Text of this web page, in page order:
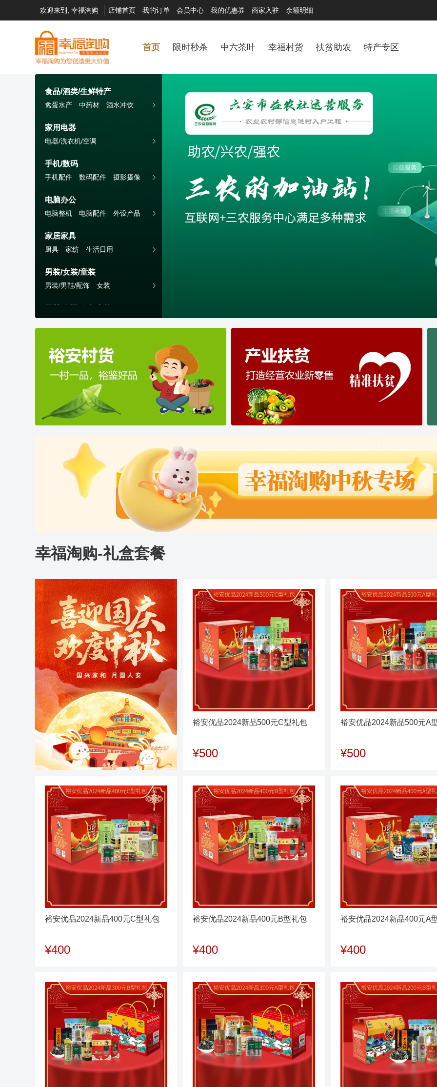
欢迎来到, 幸福淘购 店铺首页 我的订单 会员中心 我的优惠券 商家入驻 余额明细
首页 限时秒杀 中六茶叶 幸福村货 扶贫助农 特产专区
食品/酒类/生鲜特产
禽蛋水产 中药材
酒水冲饮
粮油调味
新鲜水果
地方特产
家用电器
电器/洗衣机/空调
手机/数码
手机配件 数码配件
摄影摄像
电脑办公
电脑整机 电脑配件
外设产品
家居家具
厨具 家纺
生活日用
男装/女装/童装
男装/男鞋/配饰 女装
幸福淘购-礼盒套餐
裕安优品2024新品500元C型礼包
¥500
裕安优品2024新品500元A
¥500
裕安优品2024新品400元C型礼包
¥400
裕安优品2024新品400元B型礼包
¥400
裕安优品2024新品400元A
¥400